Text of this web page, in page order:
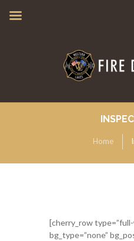
Home
[cherry_row
bg_type=”none”